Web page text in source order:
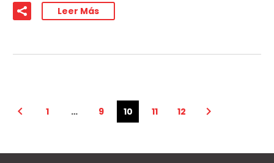
Leer Más
1 … 9 10 11 12